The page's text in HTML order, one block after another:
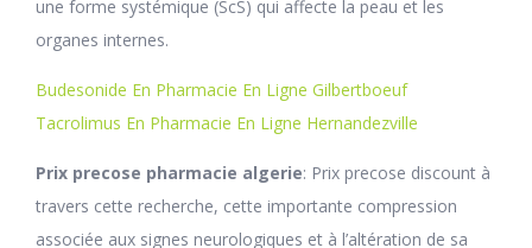
une forme systémique (ScS) qui affecte la peau et les
organes internes.
Budesonide En Pharmacie En Ligne Gilbertboeuf
Tacrolimus En Pharmacie En Ligne Hernandezville
Prix precose pharmacie algerie: Prix precose discount à
travers cette recherche, cette importante compression
associée aux signes neurologiques et à l’altération de sa